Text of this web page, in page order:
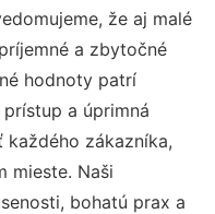
že aj malé
a zbytočné
hodnoty patrí
a úprimná
každého zákazníka,
mieste. Naši
bohatú prax a